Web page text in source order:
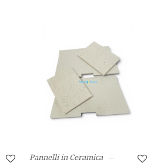
Pannelli in Ceramica